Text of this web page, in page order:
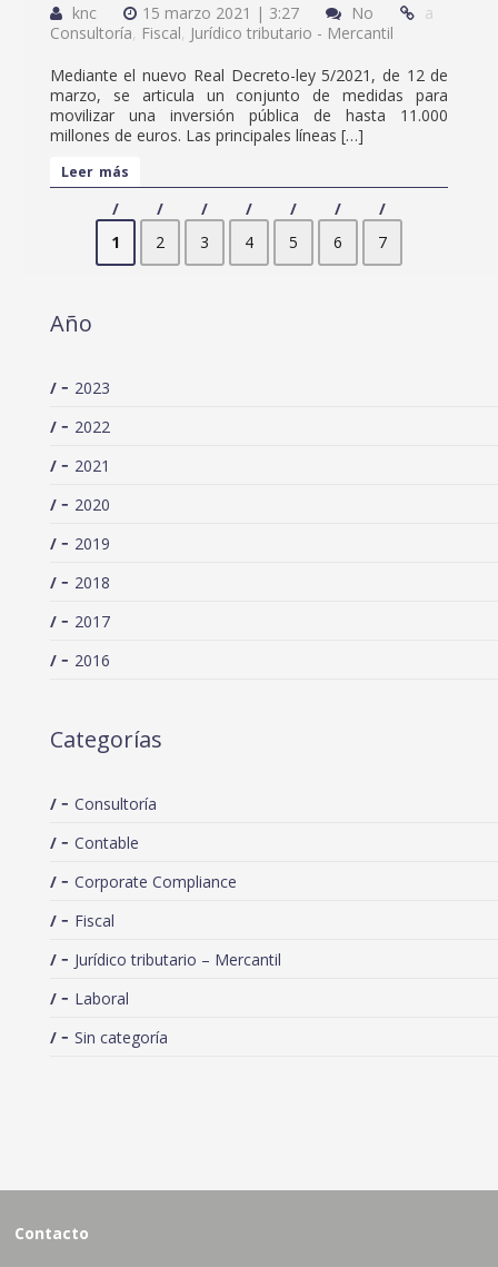
knc 15 marzo 2021 | 3:27 No
a
Consultoría, Fiscal, Jurídico tributario - Mercantil
Mediante el nuevo Real Decreto-ley 5/2021, de 12 de
marzo, se articula un conjunto de medidas para
movilizar una inversión pública de hasta 11.000
millones de euros. Las principales líneas […]
Leer más
1 2 3 4 5 6 7
Año
2023
2022
2021
2020
2019
2018
2017
2016
Categorías
Consultoría
Contable
Corporate Compliance
Fiscal
Jurídico tributario – Mercantil
Laboral
Sin categoría
Contacto